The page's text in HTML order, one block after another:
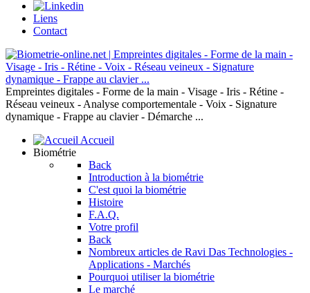
Liens
Contact
Empreintes digitales - Forme de la main - Visage - Iris - Rétine -
Réseau veineux - Analyse comportementale - Voix - Signature
dynamique - Frappe au clavier - Démarche ...
Accueil
Biométrie
Back
Introduction à la biométrie
C'est quoi la biométrie
Histoire
F.A.Q.
Votre profil
Back
Nombreux articles de Ravi Das Technologies -
Applications - Marchés
Pourquoi utiliser la biométrie
Le marché